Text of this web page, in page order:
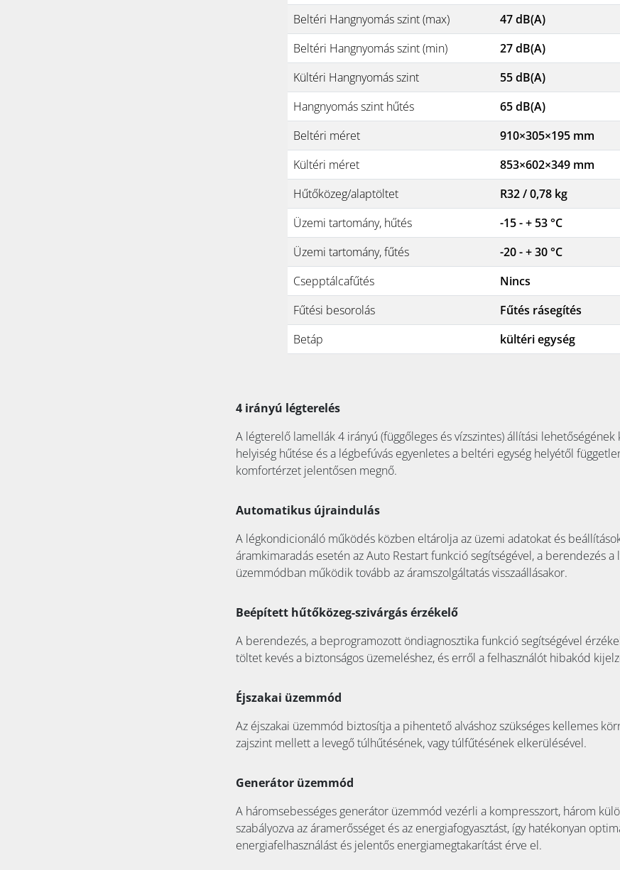
Beltéri Hangnyomás szint (max)
47 dB(A)
Beltéri Hangnyomás szint (min)
27 dB(A)
Kültéri Hangnyomás szint
55 dB(A)
Hangnyomás szint hűtés
65 dB(A)
Beltéri méret
910×305×195 mm
Kültéri méret
853×602×349 mm
Hűtőközeg/alaptöltet
R32 / 0,78 kg
Üzemi tartomány, hűtés
-15 - + 53 °C
Üzemi tartomány, fűtés
-20 - + 30 °C
Csepptálcafűtés
Nincs
Fűtési besorolás
Fűtés rásegítés
Betáp
kültéri egység
4 irányú légterelés
A légterelő lamellák 4 irányú (függőleges és vízszintes) állítási lehetőségének
helyiség hűtése és a légbefúvás egyenletes a beltéri egység helyétől
komfortérzet jelentősen megnő.
Automatikus újraindulás
A légkondicionáló működés közben eltárolja az üzemi adatokat és
áramkimaradás esetén az Auto Restart funkció segítségével, a berendezés a
üzemmódban működik tovább az áramszolgáltatás visszaállásakor.
Beépített hűtőközeg-szivárgás érzékelő
A berendezés, a beprogramozott öndiagnosztika funkció segítségével
töltet kevés a biztonságos üzemeléshez, és erről a felhasználót hibakód
Éjszakai üzemmód
Az éjszakai üzemmód biztosítja a pihentető alváshoz szükséges kellemes
zajszint mellett a levegő túlhűtésének, vagy túlfűtésének elkerülésével.
Generátor üzemmód
A háromsebességes generátor üzemmód vezérli a kompresszort, három
szabályozva az áramerősséget és az energiafogyasztást, így hatékonyan
energiafelhasználást és jelentős energiamegtakarítást érve el.